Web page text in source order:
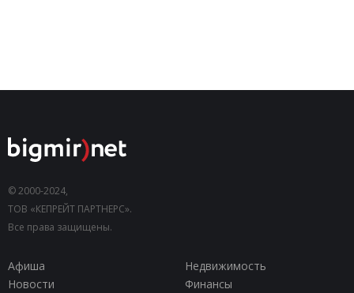
© 2000-2024,
ТОВ «КЕПРЕЙТ ПАРТНЕРС».
Все права защищены.
Афиша
Недвижимость
Новости
Финансы